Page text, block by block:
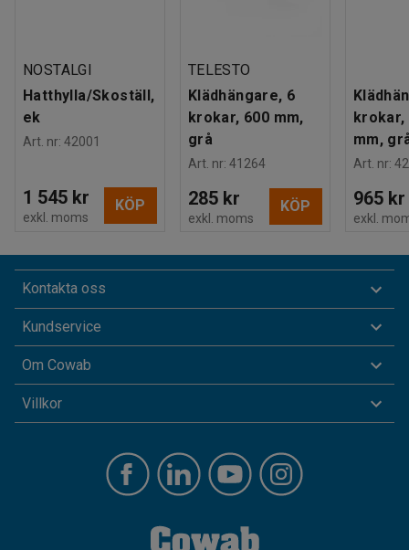
NOSTALGI
Hatthylla/Skoställ,
ek
Art. nr: 42001
1 545 kr
exkl. moms
KÖP
TELESTO
Klädhängare, 6
krokar, 600 mm,
grå
Art. nr: 41264
285 kr
exkl. moms
KÖP
krokar,
mm,
Art. nr:
965 kr
exkl.
Kontakta oss
Kundservice
Om Cowab
Villkor